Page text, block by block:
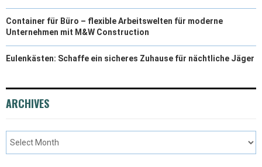
Container für Büro – flexible Arbeitswelten für moderne
Unternehmen mit M&W Construction
Eulenkästen: Schaffe ein sicheres Zuhause für nächtliche Jäger
ARCHIVES